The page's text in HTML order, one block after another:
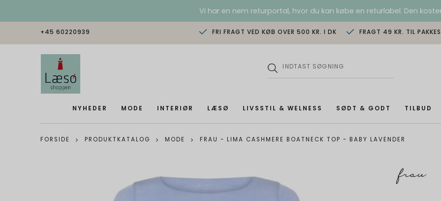
Vi har en nem returportal, hvor du kan købe en returlabel. Den
+45 60220939 FRI FRAGT VED KØB OVER 500 KR. I DK FRAGT 49 KR. TIL
NYHEDER MODE INTERIØR LÆSØ LIVSSTIL & WELNESS SØDT & GODT TILBUD
FORSIDE PRODUKTKATALOG MODE FRAU - LIMA CASHMERE BOATNECK TOP - BABY LAVENDER